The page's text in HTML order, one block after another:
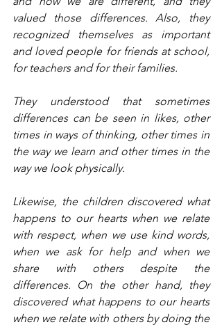
valued those differences. Also, they
recognized themselves as important
and loved people for friends at school,
for teachers and for their families.
They understood that sometimes
differences can be seen in likes, other
times in ways of thinking, other times in
the way we learn and other times in the
way we look physically.
Likewise, the children discovered what
happens to our hearts when we relate
with respect, when we use kind words,
when we ask for help and when we
share with others despite the
differences. On the other hand, they
discovered what happens to our hearts
when we relate with others by doing the